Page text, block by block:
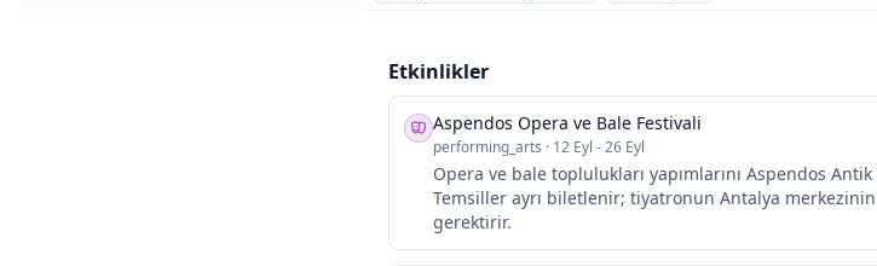
Etkinlikler
Aspendos Opera ve Bale Festivali
performing_arts · 12 Eyl - 26 Eyl
Opera ve bale toplulukları yapımlarını Aspendos
Temsiller ayrı biletlenir; tiyatronun Antalya merkezinin
gerektirir.